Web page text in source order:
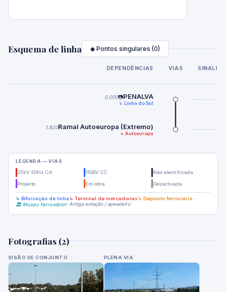
Esquema de linha ◆ Pontos singulares (0)
DEPENDÊNCIAS VIAS
0,000📷PENALVA
↳ Linha do Sul
1,820Ramal Autoeuropa (Extremo)
↳ Autoeuropa
—
LEGENDA — VIAS
25kV 50Hz CA 1500V CC Não electrificada
Projecto Em obra Desactivada
↳ Bifurcação de linha ↳ Terminal de mercadorias ↳ Depósito ferroviário
🏛️ Museu ferroviário○ Antiga estação / apeadeiro
Fotografias (2)
VISÃO DE CONJUNTO PLENA VIA